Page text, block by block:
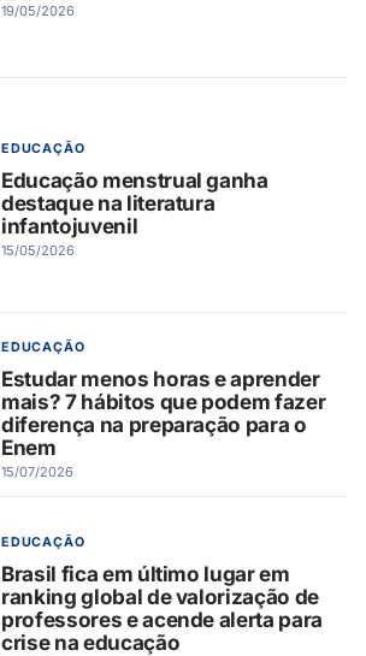
19/05/2026
EDUCAÇÃO
Educação menstrual ganha
destaque na literatura
infantojuvenil
15/05/2026
EDUCAÇÃO
Estudar menos horas e aprender
mais? 7 hábitos que podem fazer
diferença na preparação para o
Enem
15/07/2026
EDUCAÇÃO
Brasil fica em último lugar em
ranking global de valorização de
professores e acende alerta para
crise na educação